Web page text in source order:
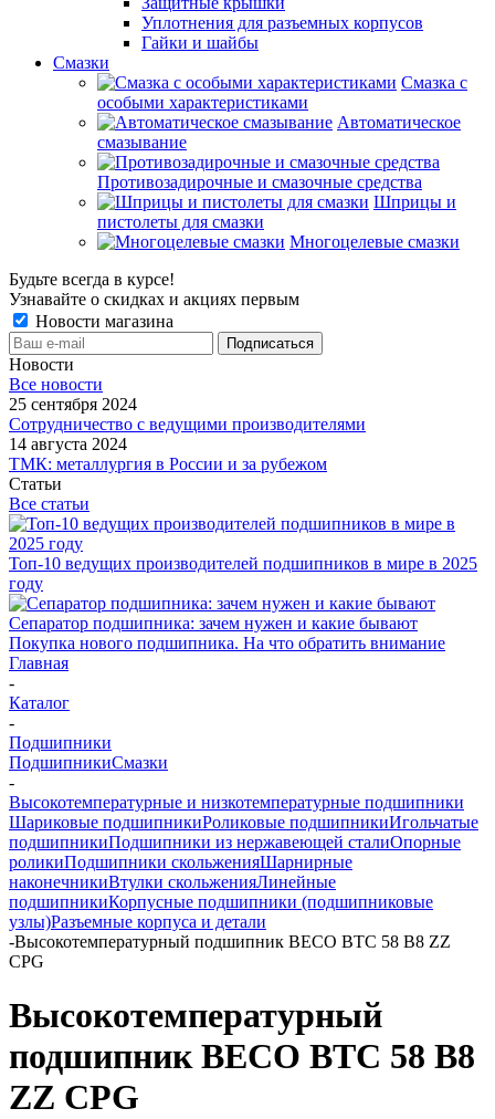
Уплотнения для разъемных корпусов
Гайки и шайбы
Смазки
Смазка с
особыми характеристиками
Автоматическое
смазывание
Противозадирочные и смазочные средства
Шприцы и
пистолеты для смазки
Многоцелевые смазки
Будьте всегда в курсе!
Узнавайте о скидках и акциях первым
Новости магазина
Новости
Все новости
25 сентября 2024
Сотрудничество с ведущими производителями
14 августа 2024
ТМК: металлургия в России и за рубежом
Статьи
Все статьи
Топ-10 ведущих производителей подшипников в мире в 2025
году
Сепаратор подшипника: зачем нужен и какие бывают
Покупка нового подшипника. На что обратить внимание
Главная
-
Каталог
-
Подшипники
ПодшипникиСмазки
-
Высокотемпературные и низкотемпературные подшипники
Шариковые подшипникиРоликовые подшипникиИгольчатые
подшипникиПодшипники из нержавеющей сталиОпорные
роликиПодшипники скольженияШарнирные
наконечникиВтулки скольженияЛинейные
подшипникиКорпусные подшипники (подшипниковые
узлы)Разъемные корпуса и детали
-Высокотемпературный подшипник BECO BTC 58 B8 ZZ
CPG
Высокотемпературный
подшипник BECO BTC 58 B8
ZZ CPG